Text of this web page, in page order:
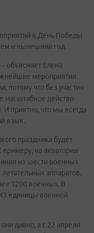
в День Победы
и нынешний год.
объясняет Елена
мероприятия
потому что без участия
масштабное действо
И приятно, что мы всегда
язык.
праздника будет
на акватории
из шести военных
аппаратов.
1200 военных. В
единицы военной
давно, а с 22 апреля